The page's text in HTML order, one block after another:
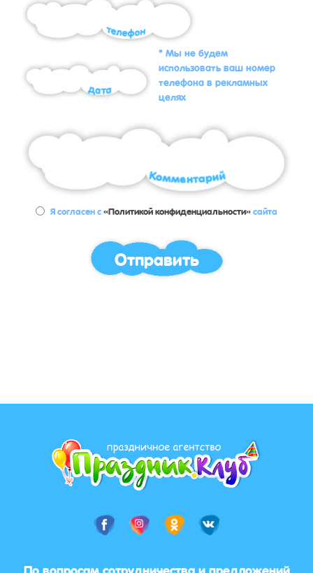
* Мы не будем
использовать ваш номер
телефона в рекламных
целях
Я согласен с«Политикой конфиденциальности»сайта
Отправить